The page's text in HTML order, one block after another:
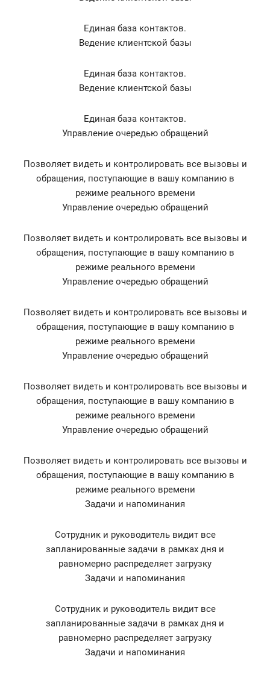
Единая база контактов.
Ведение клиентской базы
Единая база контактов.
Ведение клиентской базы
Единая база контактов.
Управление очередью обращений
Позволяет видеть и контролировать все вызовы и
обращения, поступающие в вашу компанию в
режиме реального времени
Управление очередью обращений
Позволяет видеть и контролировать все вызовы и
обращения, поступающие в вашу компанию в
режиме реального времени
Управление очередью обращений
Позволяет видеть и контролировать все вызовы и
обращения, поступающие в вашу компанию в
режиме реального времени
Управление очередью обращений
Позволяет видеть и контролировать все вызовы и
обращения, поступающие в вашу компанию в
режиме реального времени
Управление очередью обращений
Позволяет видеть и контролировать все вызовы и
обращения, поступающие в вашу компанию в
режиме реального времени
Задачи и напоминания
Сотрудник и руководитель видит все
запланированные задачи в рамках дня и
равномерно распределяет загрузку
Задачи и напоминания
Сотрудник и руководитель видит все
запланированные задачи в рамках дня и
равномерно распределяет загрузку
Задачи и напоминания